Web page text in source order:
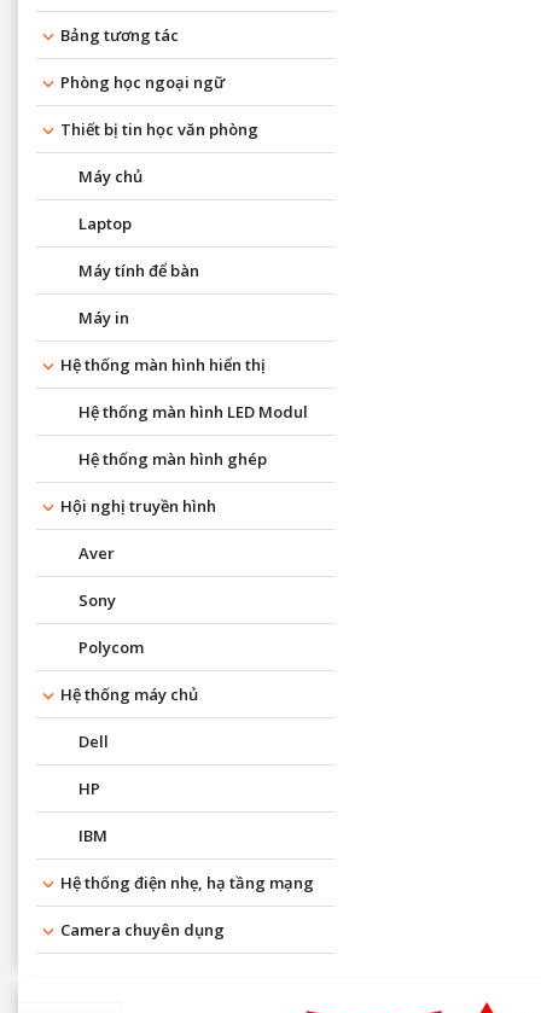
Bảng tương tác
Phòng học ngoại ngữ
Thiết bị tin học văn phòng
Máy chủ
Laptop
Máy tính để bàn
Máy in
Hệ thống màn hình hiển thị
Hệ thống màn hình LED Modul
Hệ thống màn hình ghép
Hội nghị truyền hình
Aver
Sony
Polycom
Hệ thống máy chủ
Dell
HP
IBM
Hệ thống điện nhẹ, hạ tầng mạng
Camera chuyên dụng